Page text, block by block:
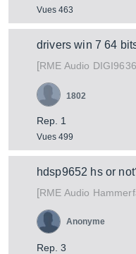
Vues 463
drivers win 7 64
[RME Audio
Rep. 1
Vues 499
1802
hdsp9652 hs or
[RME Audio
Rep. 3
Anonyme